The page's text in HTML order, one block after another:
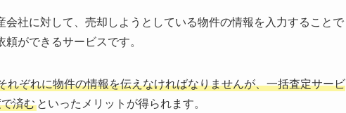
社に対して、売却しようとしている物件の情報を入力することで
ができるサービスです。
れぞれに物件の情報を伝えなければなりませんが、一括査定サービ
済む といったメリットが得られます。